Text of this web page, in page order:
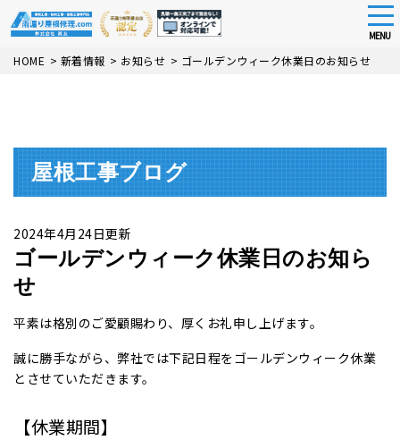
Skip
MENU
HOME > 新着情報 > お知らせ > ゴールデンウィーク休業日のお知らせ
屋根工事ブログ
2024年4月24日更新
ゴールデンウィーク休業日のお知ら
せ
平素は格別のご愛顧賜わり、厚くお礼申し上げます。
誠に勝手ながら、弊社では下記日程をゴールデンウィーク休業
とさせていただきます。
【休業期間】